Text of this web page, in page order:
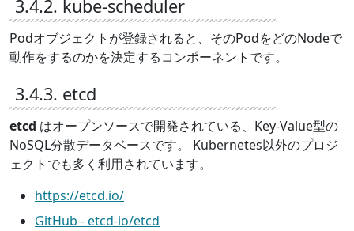
3.4.2. kube-scheduler
Podオブジェクトが登録されると、そのPodをどのNodeで
動作をするのかを決定するコンポーネントです。
3.4.3. etcd
etcd はオープンソースで開発されている、Key-Value型の
NoSQL分散データベースです。 Kubernetes以外のプロジ
ェクトでも多く利用されています。
https://etcd.io/
GitHub - etcd-io/etcd